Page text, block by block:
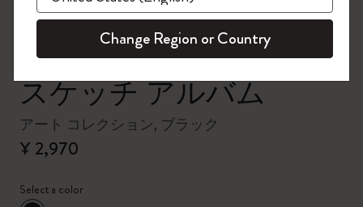
スケッチ アルバム
アート コレクション, ブラック
¥ 2,970
Select a color
今すぐ会員登録 !
Change Region or Country